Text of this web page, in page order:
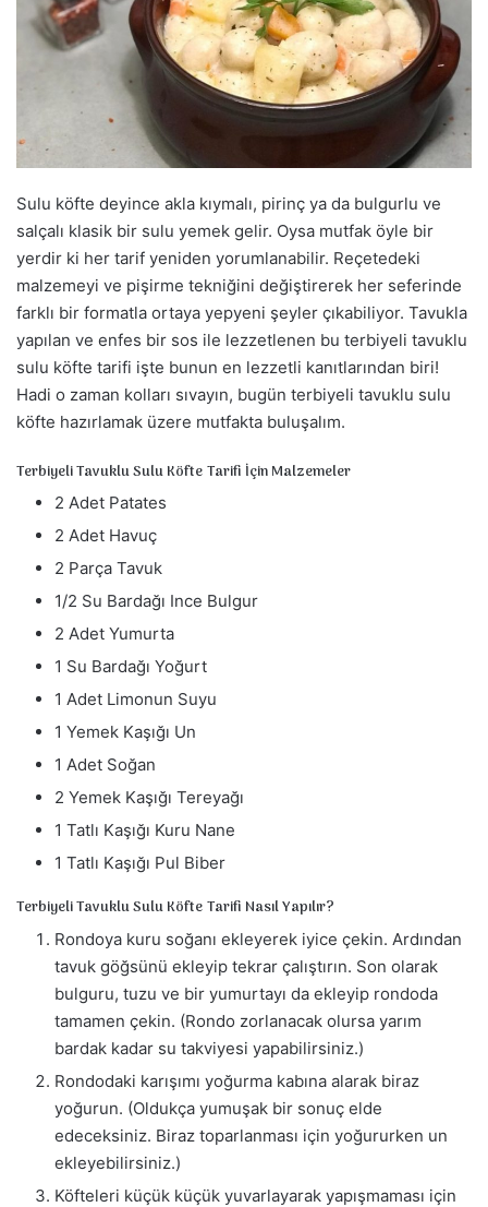
s
t
ö
n
d
e
r
m
Sulu köfte deyince akla kıymalı, pirinç ya da bulgurlu ve
salçalı klasik bir sulu yemek gelir. Oysa mutfak öyle bir
yerdir ki her tarif yeniden yorumlanabilir. Reçetedeki
malzemeyi ve pişirme tekniğini değiştirerek her seferinde
farklı bir formatla ortaya yepyeni şeyler çıkabiliyor. Tavukla
yapılan ve enfes bir sos ile lezzetlenen bu terbiyeli tavuklu
sulu köfte tarifi işte bunun en lezzetli kanıtlarından biri!
Hadi o zaman kolları sıvayın, bugün terbiyeli tavuklu sulu
köfte hazırlamak üzere mutfakta buluşalım.
Terbiyeli Tavuklu Sulu Köfte Tarifi İçin Malzemeler
2 Adet Patates
2 Adet Havuç
2 Parça Tavuk
1/2 Su Bardağı Ince Bulgur
2 Adet Yumurta
1 Su Bardağı Yoğurt
1 Adet Limonun Suyu
1 Yemek Kaşığı Un
1 Adet Soğan
2 Yemek Kaşığı Tereyağı
1 Tatlı Kaşığı Kuru Nane
1 Tatlı Kaşığı Pul Biber
Terbiyeli Tavuklu Sulu Köfte Tarifi Nasıl Yapılır?
Rondoya kuru soğanı ekleyerek iyice çekin. Ardından
tavuk göğsünü ekleyip tekrar çalıştırın. Son olarak
bulguru, tuzu ve bir yumurtayı da ekleyip rondoda
tamamen çekin. (Rondo zorlanacak olursa yarım
bardak kadar su takviyesi yapabilirsiniz.)
Rondodaki karışımı yoğurma kabına alarak biraz
yoğurun. (Oldukça yumuşak bir sonuç elde
edeceksiniz. Biraz toparlanması için yoğururken un
ekleyebilirsiniz.)
Köfteleri küçük küçük yuvarlayarak yapışmaması için